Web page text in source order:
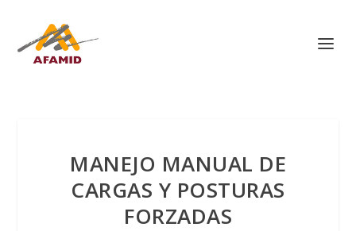
MANEJO MANUAL DE
CARGAS Y POSTURAS
FORZADAS